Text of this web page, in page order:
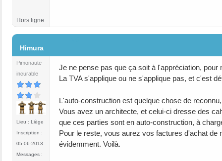
Hors ligne
Himura
Pimonaute
incurable
Lieu : Liège
Inscription :
05-06-2013
Messages :
Je ne pense pas que ça soit à l'appréciation, pour
La TVA s'applique ou ne s'applique pas, et c'est
L'auto-construction est quelque chose de
Vous avez un architecte, et celui-ci dresse des
que ces parties sont en auto-construction, à
Pour le reste, vous aurez vos factures d'achat
évidemment. Voilà.